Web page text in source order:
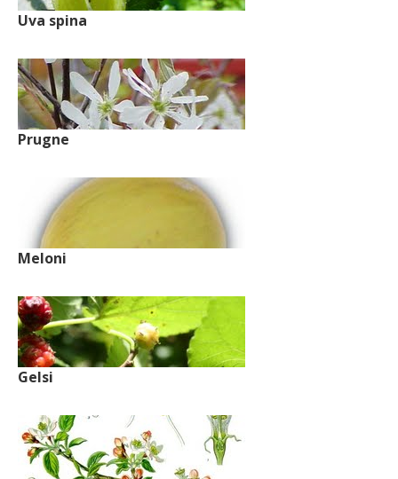
Uva spina
Prugne
Meloni
Gelsi